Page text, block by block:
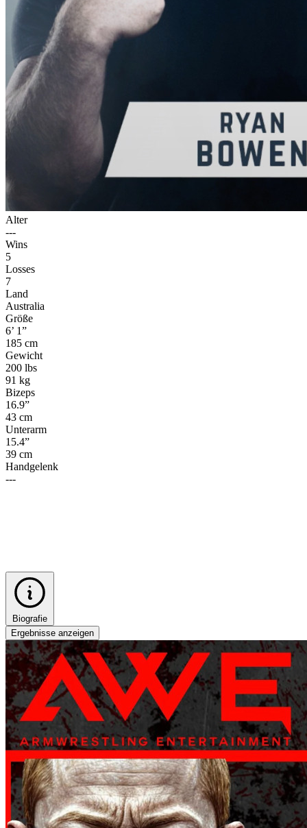
Alter
---
Wins
5
Losses
7
Land
Australia
Größe
6’ 1”
185 cm
Gewicht
200 lbs
91 kg
Bizeps
16.9”
43 cm
Unterarm
15.4”
39 cm
Handgelenk
---
Biografie
Ergebnisse anzeigen